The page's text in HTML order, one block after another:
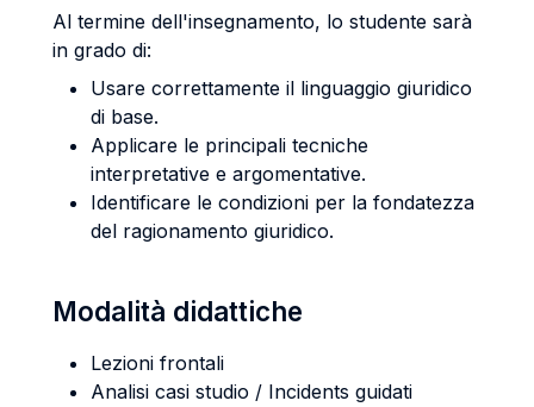
Al termine dell'insegnamento, lo studente sarà
in grado di:
Usare correttamente il linguaggio giuridico
di base.
Applicare le principali tecniche
interpretative e argomentative.
Identificare le condizioni per la fondatezza
del ragionamento giuridico.
Modalità didattiche
Lezioni frontali
Analisi casi studio / Incidents guidati